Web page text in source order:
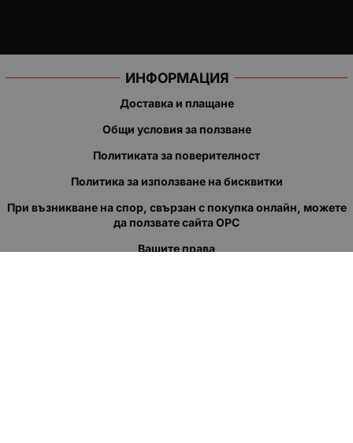
ИНФОРМАЦИЯ
Доставка и плащане
Общи условия за ползване
Политиката за поверителност
Политика за използване на бисквитки
При възникване на спор, свързан с покупка онлайн, можете
да ползвате сайта ОРС
Вашите права